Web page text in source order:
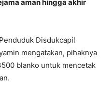
aman hingga akhir
Disdukcapil
mengatakan, pihaknya
blanko untuk mencetak